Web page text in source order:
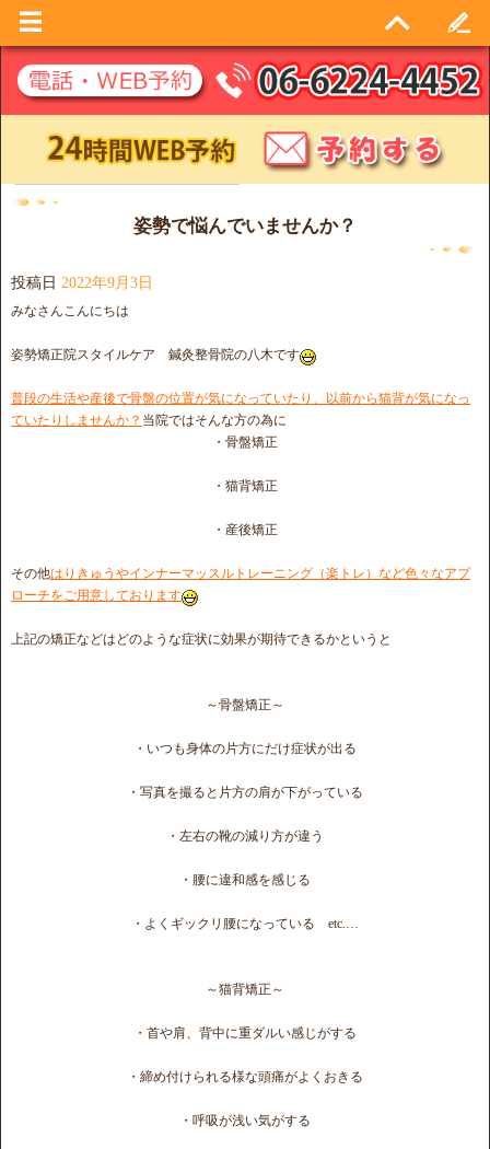
日別アーカイブ: 2022年9月3日
姿勢で悩んでいませんか？
投稿日 2022年9月3日
みなさんこんにちは
姿勢矯正院スタイルケア 鍼灸整骨院の八木です
普段の生活や産後で骨盤の位置が気になっていたり、以前から猫背が気になっ
ていたりしませんか？ 当院ではそんな方の為に
・骨盤矯正
・猫背矯正
・産後矯正
その他はりきゅうやインナーマッスルトレーニング（楽トレ）など色々なアプ
ローチをご用意しております
上記の矯正などはどのような症状に効果が期待できるかというと
～骨盤矯正～
・いつも身体の片方にだけ症状が出る
・写真を撮ると片方の肩が下がっている
・左右の靴の減り方が違う
・腰に違和感を感じる
・よくギックリ腰になっている etc.…
～猫背矯正～
・首や肩、背中に重ダルい感じがする
・締め付けられる様な頭痛がよくおきる
・呼吸が浅い気がする